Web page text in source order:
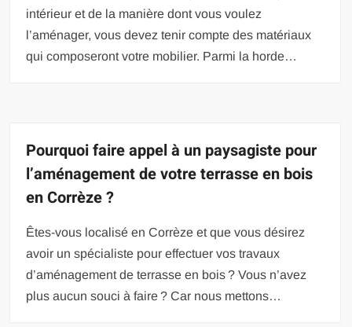
intérieur et de la manière dont vous voulez
l’aménager, vous devez tenir compte des matériaux
qui composeront votre mobilier. Parmi la horde…
Pourquoi faire appel à un paysagiste pour
l’aménagement de votre terrasse en bois
en Corrèze ?
Êtes-vous localisé en Corrèze et que vous désirez
avoir un spécialiste pour effectuer vos travaux
d’aménagement de terrasse en bois ? Vous n’avez
plus aucun souci à faire ? Car nous mettons…